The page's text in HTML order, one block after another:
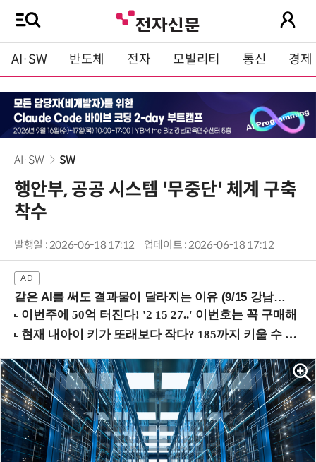
AI·SW 반도체 전자 모빌리티 통신 경제
AI·SW SW
행안부, 공공 시스템 '무중단' 체계 구축
착수
발행일 : 2026-06-18 17:12 업데이트 : 2026-06-18 17:12
같은 AI를 써도 결과물이 달라지는 이유 (9/15 강남역)